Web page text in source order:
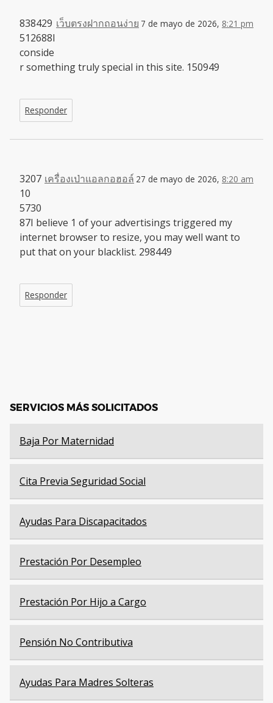
เว็บตรงฝากถอนง่าย 7 de mayo de 2026, 8:21 pm
838429
512688I
conside
r something truly special in this site. 150949
Responder
เครื่องเป่าแอลกอฮอล์ 27 de mayo de 2026, 8:20 am
3207
10
5730
87I believe 1 of your advertisings triggered my
internet browser to resize, you may well want to
put that on your blacklist. 298449
Responder
SERVICIOS MÁS SOLICITADOS
Baja Por Maternidad
Cita Previa Seguridad Social
Ayudas Para Discapacitados
Prestación Por Desempleo
Prestación Por Hijo a Cargo
Pensión No Contributiva
Ayudas Para Madres Solteras